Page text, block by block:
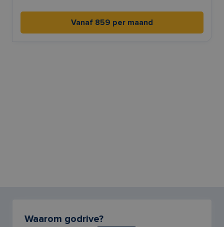
Vanaf 859 per maand
Waarom godrive?